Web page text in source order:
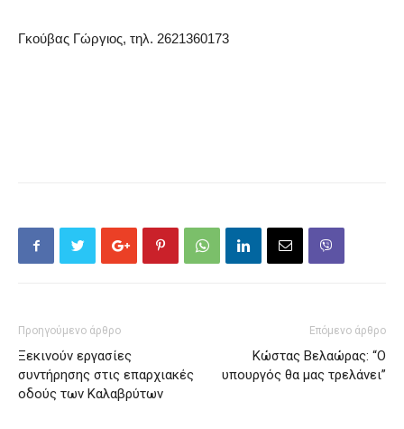
Γκούβας Γώργιος, τηλ. 2621360173
Προηγούμενο άρθρο
Ξεκινούν εργασίες
συντήρησης στις επαρχιακές
οδούς των Καλαβρύτων
Επόμενο άρθρο
Κώστας Βελαώρας: “Ο
υπουργός θα μας τρελάνει”